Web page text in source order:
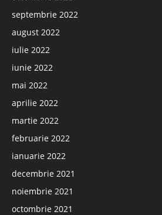
septembrie 2022
august 2022
iulie 2022
iunie 2022
mai 2022
aprilie 2022
martie 2022
februarie 2022
ianuarie 2022
decembrie 2021
noiembrie 2021
octombrie 2021